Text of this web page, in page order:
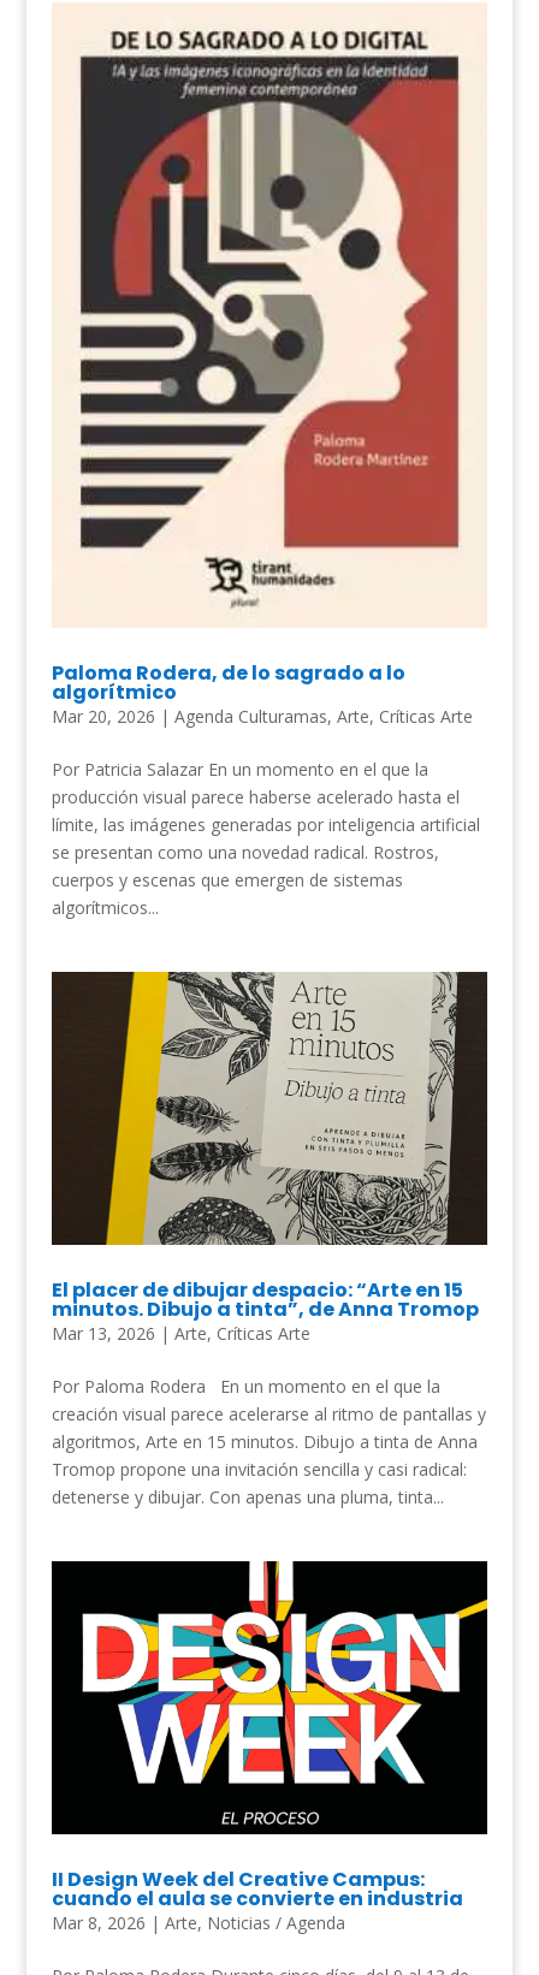
Paloma Rodera, de lo sagrado a lo
algorítmico
Mar 20, 2026 | Agenda Culturamas, Arte, Críticas Arte
Por Patricia Salazar En un momento en el que la
producción visual parece haberse acelerado hasta el
límite, las imágenes generadas por inteligencia artificial
se presentan como una novedad radical. Rostros,
cuerpos y escenas que emergen de sistemas
algorítmicos...
El placer de dibujar despacio: “Arte en 15
minutos. Dibujo a tinta”, de Anna Tromop
Mar 13, 2026 | Arte, Críticas Arte
Por Paloma Rodera En un momento en el que la
creación visual parece acelerarse al ritmo de pantallas y
algoritmos, Arte en 15 minutos. Dibujo a tinta de Anna
Tromop propone una invitación sencilla y casi radical:
detenerse y dibujar. Con apenas una pluma, tinta...
II Design Week del Creative Campus:
cuando el aula se convierte en industria
Mar 8, 2026 | Arte, Noticias / Agenda